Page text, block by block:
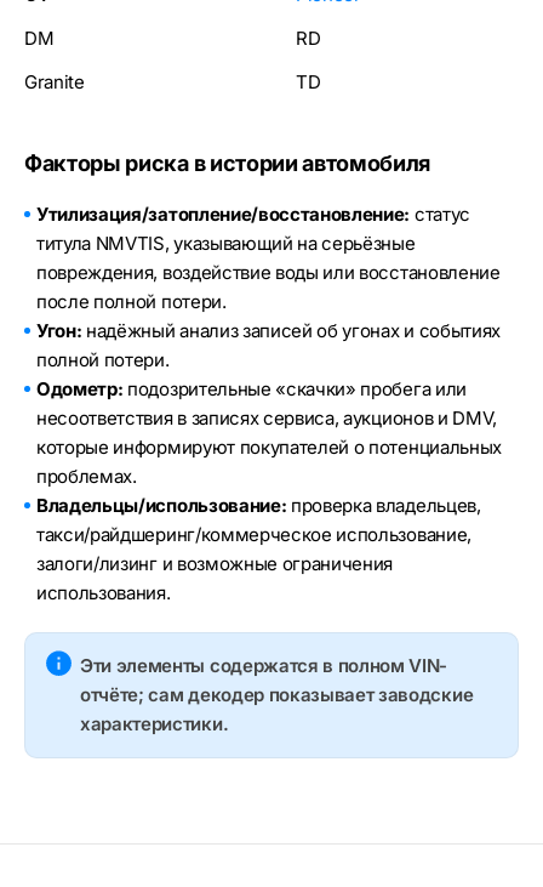
DM
Granite
RD
TD
Факторы риска в истории автомобиля
Утилизация/затопление/восстановление: статус
титула NMVTIS, указывающий на серьёзные
повреждения, воздействие воды или восстановление
после полной потери.
Угон: надёжный анализ записей об угонах и событиях
полной потери.
Одометр: подозрительные «скачки» пробега или
несоответствия в записях сервиса, аукционов и DMV,
которые информируют покупателей о потенциальных
проблемах.
Владельцы/использование: проверка владельцев,
такси/райдшеринг/коммерческое использование,
залоги/лизинг и возможные ограничения
использования.
Эти элементы содержатся в полном VIN-
отчёте; сам декодер показывает заводские
характеристики.